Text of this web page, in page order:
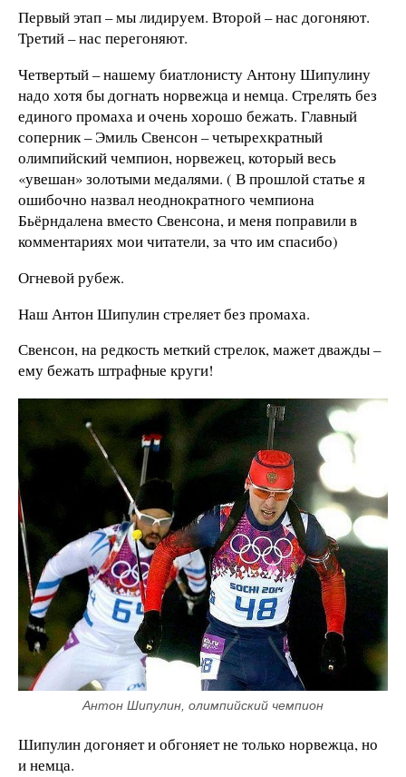
Первый этап – мы лидируем. Второй – нас догоняют.
Третий – нас перегоняют.
Четвертый – нашему биатлонисту Антону Шипулину
надо хотя бы догнать норвежца и немца. Стрелять без
единого промаха и очень хорошо бежать. Главный
соперник – Эмиль Свенсон – четырехкратный
олимпийский чемпион, норвежец, который весь
«увешан» золотыми медалями. ( В прошлой статье я
ошибочно назвал неоднократного чемпиона
Бьёрндалена вместо Свенсона, и меня поправили в
комментариях мои читатели, за что им спасибо)
Огневой рубеж.
Наш Антон Шипулин стреляет без промаха.
Свенсон, на редкость меткий стрелок, мажет дважды –
ему бежать штрафные круги!
Антон Шипулин, олимпийский чемпион
Шипулин догоняет и обгоняет не только норвежца, но
и немца.